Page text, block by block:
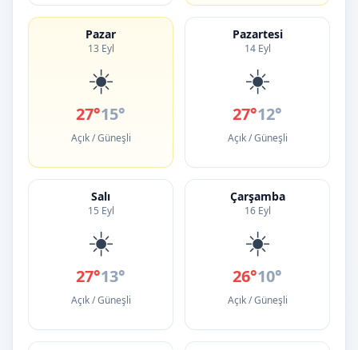
Pazar
13 Eyl
☀️
27°15°
Açık / Güneşli
Pazartesi
14 Eyl
☀️
27°12°
Açık / Güneşli
Salı
15 Eyl
☀️
27°13°
Açık / Güneşli
Çarşamba
16 Eyl
☀️
26°10°
Açık / Güneşli